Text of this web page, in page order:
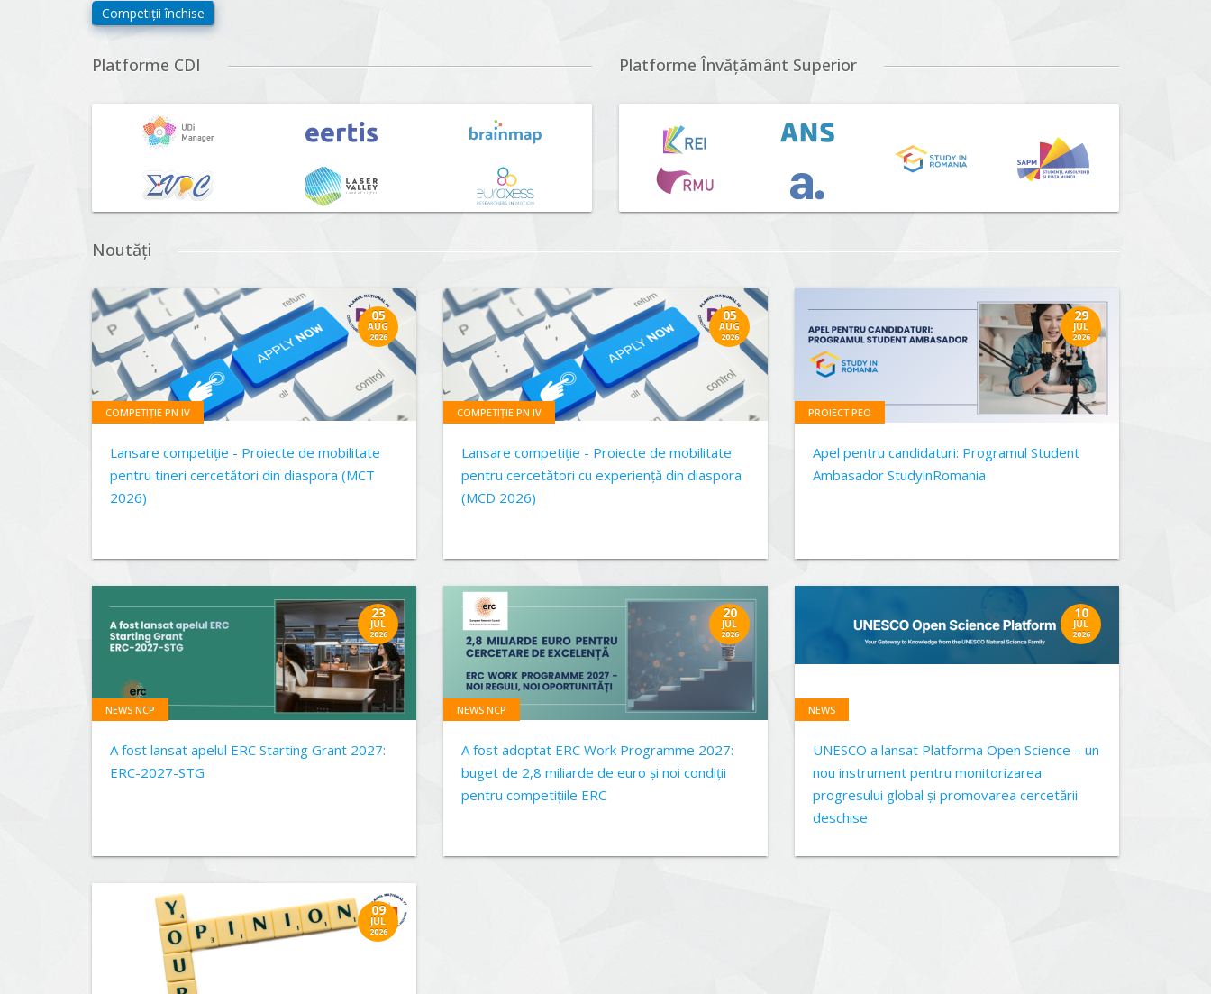
viitoare", Competiția 2026
Driving Urban Transitions Partnership Call for proposals n°5 (DUT-2026)
Competiții închise
Platforme CDI Platforme Învățământ Superior
Noutăți
05
AUG
2026
COMPETIȚIE PN IV
Lansare competiție - Proiecte de mobilitate
pentru tineri cercetători din diaspora (MCT
2026)
05
AUG
2026
COMPETIȚIE PN IV
Lansare competiție - Proiecte de mobilitate
pentru cercetători cu experiență din diaspora
(MCD 2026)
29
JUL
2026
PROIECT PEO
Apel pentru candidaturi: Programul Student
Ambasador StudyinRomania
23
JUL
2026
NEWS NCP
A fost lansat apelul ERC Starting Grant 2027:
ERC-2027-STG
20
JUL
2026
NEWS NCP
A fost adoptat ERC Work Programme 2027:
buget de 2,8 miliarde de euro și noi condiții
pentru competițiile ERC
10
JUL
2026
NEWS
UNESCO a lansat Platforma Open Science – un
nou instrument pentru monitorizarea
progresului global și promovarea cercetării
deschise
09
JUL
2026